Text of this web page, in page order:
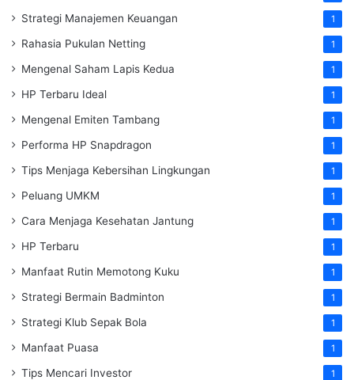
Strategi Manajemen Keuangan 1
Rahasia Pukulan Netting 1
Mengenal Saham Lapis Kedua 1
HP Terbaru Ideal 1
Mengenal Emiten Tambang 1
Performa HP Snapdragon 1
Tips Menjaga Kebersihan Lingkungan 1
Peluang UMKM 1
Cara Menjaga Kesehatan Jantung 1
HP Terbaru 1
Manfaat Rutin Memotong Kuku 1
Strategi Bermain Badminton 1
Strategi Klub Sepak Bola 1
Manfaat Puasa 1
Tips Mencari Investor 1